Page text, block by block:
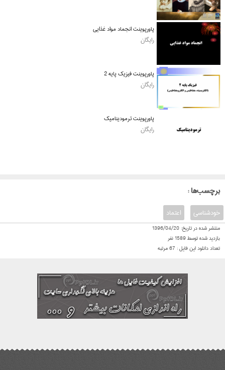
پاورپوینت انجماد مواد غذایی
رایگان
پاورپوینت فیزیک پایه 2
رایگان
پاورپوینت ترمودینامیک
رایگان
: برچسب‌ها
اعتماد خودشناسی
منتشر شده در تاریخ: 1396/04/20
بازدید شده توسط1589نفر
تعداد دانلود این فایل : 67مرتبه